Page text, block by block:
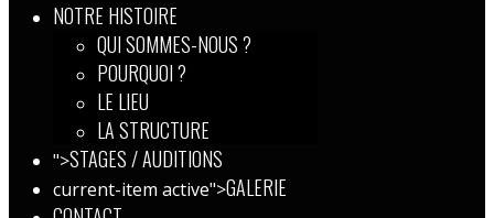
NOTRE HISTOIRE
QUI SOMMES-NOUS ?
POURQUOI ?
LE LIEU
LA STRUCTURE
">STAGES / AUDITIONS
current-item active">GALERIE